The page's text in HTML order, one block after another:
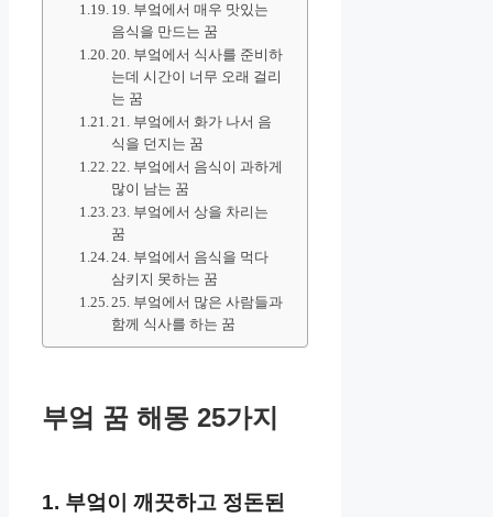
19. 부엌에서 매우 맛있는
음식을 만드는 꿈
20. 부엌에서 식사를 준비하
는데 시간이 너무 오래 걸리
는 꿈
21. 부엌에서 화가 나서 음
식을 던지는 꿈
22. 부엌에서 음식이 과하게
많이 남는 꿈
23. 부엌에서 상을 차리는
꿈
24. 부엌에서 음식을 먹다
삼키지 못하는 꿈
25. 부엌에서 많은 사람들과
함께 식사를 하는 꿈
부엌 꿈 해몽 25가지
1. 부엌이 깨끗하고 정돈된